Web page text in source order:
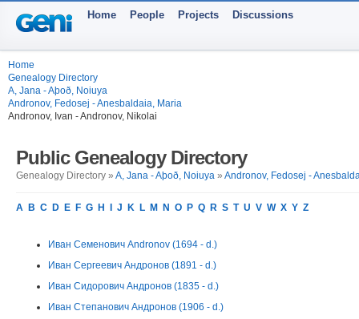
Home People Projects Discussions
Home
Genealogy Directory
A, Jana - Aþoð, Noiuya
Andronov, Fedosej - Anesbaldaia, Maria
Andronov, Ivan - Andronov, Nikolai
Public Genealogy Directory
Genealogy Directory » A, Jana - Aþoð, Noiuya » Andronov, Fedosej -
A B C D E F G H J K L M N O P Q R S T U V W X Y Z
Иван Семенович Andronov (1694 - d.)
Иван Сергеевич Андронов (1891 - d.)
Иван Сидорович Андронов (1835 - d.)
Иван Степанович Андронов (1906 - d.)